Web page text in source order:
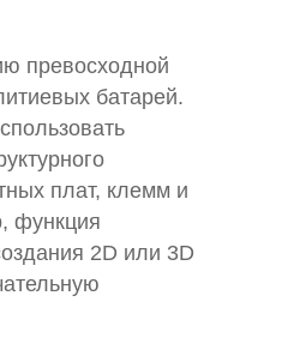
превосходной
батарей.
плат, клемм и
функция
2D или 3D